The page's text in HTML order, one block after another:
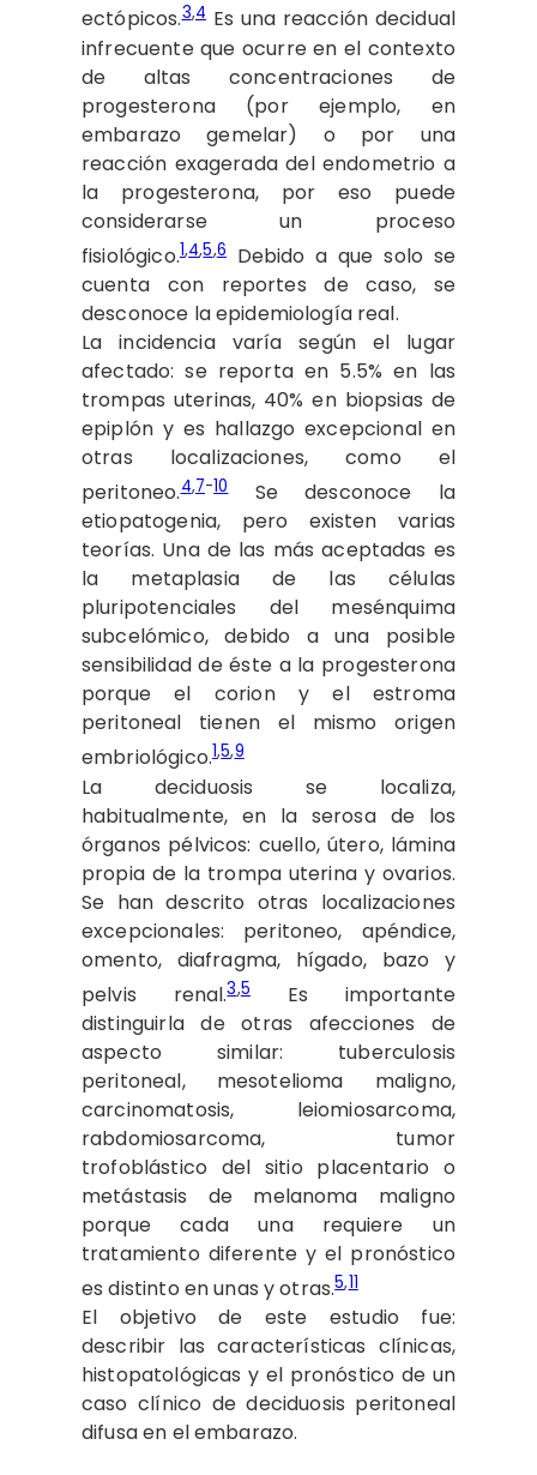
ectópicos.3,4Es una reacción decidual
infrecuente que ocurre en el contexto
de altas concentraciones de
progesterona (por ejemplo, en
embarazo gemelar) o por una
reacción exagerada del endometrio a
la progesterona, por eso puede
considerarse un proceso
fisiológico.1,4,5,6 Debido a que solo se
cuenta con reportes de caso, se
desconoce la epidemiología real.
La incidencia varía según el lugar
afectado: se reporta en 5.5% en las
trompas uterinas, 40% en biopsias de
epiplón y es hallazgo excepcional en
otras localizaciones, como el
peritoneo.4,7-10Se desconoce la
etiopatogenia, pero existen varias
teorías. Una de las más aceptadas es
la metaplasia de las células
pluripotenciales del mesénquima
subcelómico, debido a una posible
sensibilidad de éste a la progesterona
porque el corion y el estroma
peritoneal tienen el mismo origen
embriológico.1,5,9
La deciduosis se localiza,
habitualmente, en la serosa de los
órganos pélvicos: cuello, útero, lámina
propia de la trompa uterina y ovarios.
Se han descrito otras localizaciones
excepcionales: peritoneo, apéndice,
omento, diafragma, hígado, bazo y
pelvis renal.3,5Es importante
distinguirla de otras afecciones de
aspecto similar: tuberculosis
peritoneal, mesotelioma maligno,
carcinomatosis, leiomiosarcoma,
rabdomiosarcoma, tumor
trofoblástico del sitio placentario o
metástasis de melanoma maligno
porque cada una requiere un
tratamiento diferente y el pronóstico
es distinto en unas y otras.5,11
El objetivo de este estudio fue:
describir las características clínicas,
histopatológicas y el pronóstico de un
caso clínico de deciduosis peritoneal
difusa en el embarazo.